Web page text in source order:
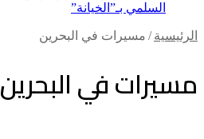
السلمي بـ”الخيانة”
الرئيسية / مسيرات في البحرين
مسيرات في البحرين